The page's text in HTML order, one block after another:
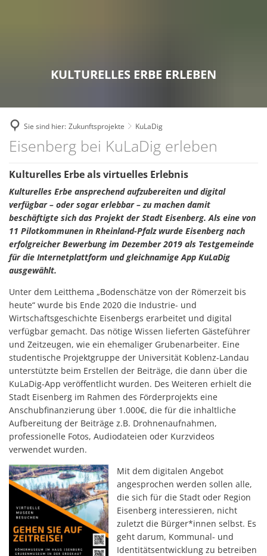
Stellenausschreibungen
Online - Dienste
Interne Meldestelle für
Kommunale
Leistungen von A bis Z
Fachbereiche
Interaktiver Haushalt
Radverkehrskonzept
Zukunftsinitiative
Freizeitaktivitäten
Theater
Bücherei der Verbandsgemeinde
Unterkünfte
Veranstaltungskalender
Museen
Vereine
Aktuelles
Bauen und Wohnen
Einkaufen
Versorgungsunternehmen
Kommunale Einrichtungen
Eisenberg (Pfalz)
Kerzenheim
Ramsen
Zweckverband Erdekaut
Kulturzweckverband
Zweckverband Neunmärker
KULTURELLES ERBE ERLEBEN
Sie sind hier: Zukunftsprojekte KuLaDig
KuLaDig
Eisenberg bei KuLaDig erleben
Kulturelles Erbe als virtuelles Erlebnis
Kulturelles Erbe ansprechend aufzubereiten und digital
verfügbar – oder sogar erlebbar – zu machen damit
beschäftigte sich das Projekt der Stadt Eisenberg. Als eine von
11 Pilotkommunen in Rheinland-Pfalz wurde Eisenberg nach
erfolgreicher Bewerbung im Dezember 2019 als Testgemeinde
für die Internetplattform und gleichnamige App KuLaDig
ausgewählt.
Unter dem Leitthema „Bodenschätze von der Römerzeit bis
heute“ wurde bis Ende 2020 die Industrie- und
Wirtschaftsgeschichte Eisenbergs erarbeitet und digital
verfügbar gemacht. Das nötige Wissen lieferten Gästeführer
und Zeitzeugen, wie ein ehemaliger Grubenarbeiter. Eine
studentische Projektgruppe der Universität Koblenz-Landau
unterstützte beim Erstellen der Beiträge, die dann über die
KuLaDig-App veröffentlicht wurden. Des Weiteren erhielt die
Stadt Eisenberg im Rahmen des Förderprojekts eine
Anschubfinanzierung über 1.000€, die für die inhaltliche
Aufbereitung der Beiträge z.B. Drohnenaufnahmen,
professionelle Fotos, Audiodateien oder Kurzvideos
verwendet wurden.
Mit dem digitalen Angebot
angesprochen werden sollen alle,
die sich für die Stadt oder Region
Eisenberg interessieren, nicht
zuletzt die Bürger*innen selbst. Es
geht darum, Kommunal- und
Identitätsentwicklung zu betreiben